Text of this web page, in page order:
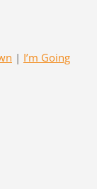
| I’m Going